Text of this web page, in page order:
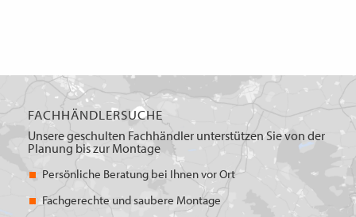
FACHHÄNDLERSUCHE
Unsere geschulten Fachhändler unterstützen Sie von der
Planung bis zur Montage
Persönliche Beratung bei Ihnen vor Ort
Fachgerechte und saubere Montage